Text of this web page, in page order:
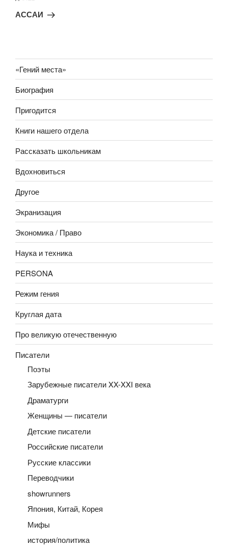
запись
АССАИ
«Гений места»
Биография
Пригодится
Книги нашего отдела
Рассказать школьникам
Вдохновиться
Другое
Экранизация
Экономика / Право
Наука и техника
PERSONA
Режим гения
Круглая дата
Про великую отечественную
Писатели
Поэты
Зарубежные писатели XX-XXI века
Драматурги
Женщины — писатели
Детские писатели
Российские писатели
Русские классики
Переводчики
showrunners
Япония, Китай, Корея
Мифы
история/политика